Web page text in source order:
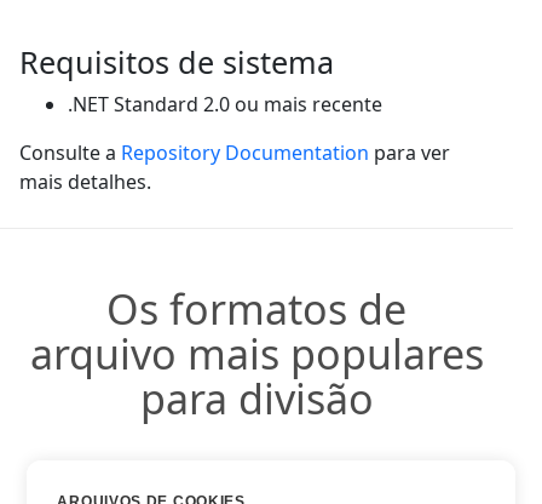
Requisitos de sistema
.NET Standard 2.0 ou mais recente
Consulte a Repository Documentation para ver
mais detalhes.
Os formatos de
arquivo mais populares
para divisão